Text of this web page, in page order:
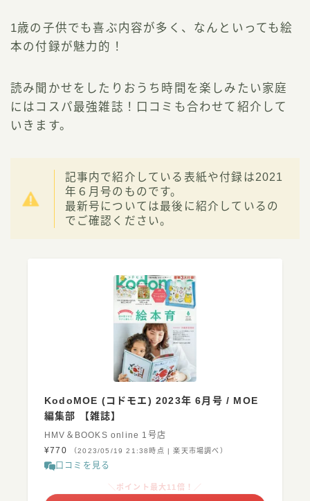
1歳の子供でも喜ぶ内容が多く、なんといっても絵
本の付録が魅力的！
読み聞かせをしたりおうち時間を楽しみたい家庭
にはコスパ最強雑誌！口コミも合わせて紹介して
いきます。
記事内で紹介している表紙や付録は2021
年６月号のものです。
最新号については最後に紹介しているの
でご確認ください。
KodoMOE (コドモエ) 2023年 6月号 / MOE
編集部 【雑誌】
HMV＆BOOKS online 1号店
¥770
（2023/05/19 21:38時点 | 楽天市場調べ）
口コミを見る
＼ポイント最大11倍！／